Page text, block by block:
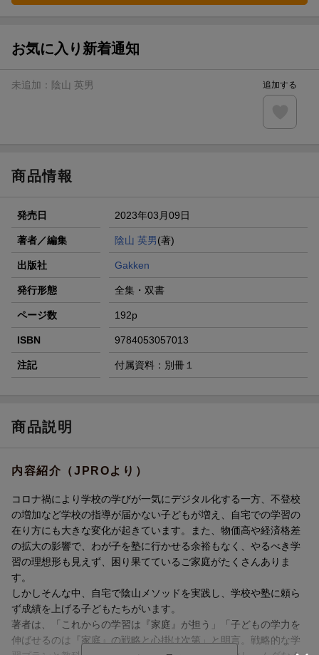
お気に入り新着通知
未追加： 陰山 英男 追加する
商品情報
発売日 2023年03月09日
著者／編集 陰山 英男(著)
出版社 Gakken
発行形態 全集・双書
ページ数 192p
ISBN 9784053057013
注記 付属資料：別冊１
商品説明
内容紹介（JPROより）
コロナ禍により学校の学びが一気にデジタル化する一方、不登校
の増加など学校の指導が届かない子どもが増え、自宅での学習の
在り方にも大きな変化が起きています。また、物価高や経済格差
の拡大の影響で、わが子を塾に行かせる余裕もなく、やるべき学
習の理想形も見えず、困り果てているご家庭がたくさんありま
す。
しかしそんな中、自宅で陰山メソッドを実践し、学校や塾に頼ら
ず成績を上げる子どもたちがいます。
著者は、「これからの学習は『家庭』が担う」「子どもの学力を
伸ばせるのは『家庭』の戦略と心掛け次第」と明言。戦略的な学